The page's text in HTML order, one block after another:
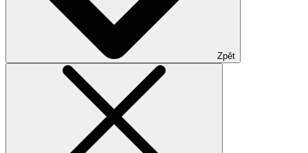
Zpět